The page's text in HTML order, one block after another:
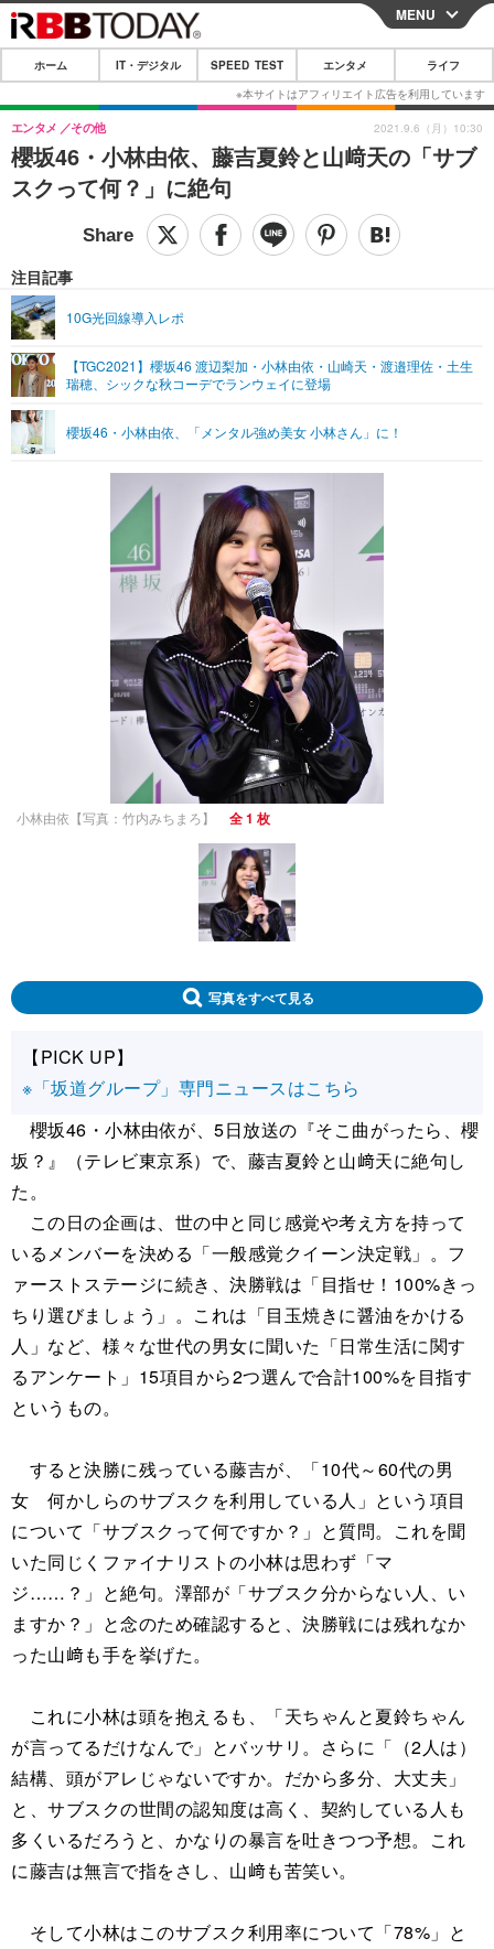
CLOSE
ホーム
IT・デジタル
IT・デジタルTOP スマートフォン
ショッピング その他
SPEED TEST
エンタメTOP 映画・ドラマ
グラビア
ショッピング その他
ライフTOP
その他
リリース一覧
プッシュ通知の停止方法
MENU
ホーム IT・デジタル SPEED TEST エンタメ ライフ
櫻坂46・小林由依、藤吉夏鈴と山﨑天の「サブ
スクって何？」に絶句
エンタメ その他
注目記事
10G光回線導入レポ
【TGC2021】櫻坂46 渡辺梨加・小林由依・山崎天・渡邉理佐・土生
瑞穂、シックな秋コーデでランウェイに登場
櫻坂46・小林由依、「メンタル強め美女 小林さん」に！
2021.9.6（月）10:30
小林由依【写真：竹内みちまろ】 全 1 枚
写真をすべて見る
【PICK UP】
※「坂道グループ」専門ニュースはこちら
櫻坂46・小林由依が、5日放送の『そこ曲がったら、櫻
坂？』（テレビ東京系）で、藤吉夏鈴と山﨑天に絶句し
た。
この日の企画は、世の中と同じ感覚や考え方を持って
いるメンバーを決める「一般感覚クイーン決定戦」。フ
ァーストステージに続き、決勝戦は「目指せ！100%きっ
ちり選びましょう」。これは「目玉焼きに醤油をかける
人」など、様々な世代の男女に聞いた「日常生活に関す
るアンケート」15項目から2つ選んで合計100%を目指す
というもの。
すると決勝に残っている藤吉が、「10代～60代の男
女 何かしらのサブスクを利用している人」という項目
について「サブスクって何ですか？」と質問。これを聞
いた同じくファイナリストの小林は思わず「マ
ジ……？」と絶句。澤部が「サブスク分からない人、い
ますか？」と念のため確認すると、決勝戦には残れなか
った山﨑も手を挙げた。
これに小林は頭を抱えるも、「天ちゃんと夏鈴ちゃん
が言ってるだけなんで」とバッサリ。さらに「（2人は）
結構、頭がアレじゃないですか。だから多分、大丈夫」
と、サブスクの世間の認知度は高く、契約している人も
多くいるだろうと、かなりの暴言を吐きつつ予想。これ
に藤吉は無言で指をさし、山﨑も苦笑い。
そして小林はこのサブスク利用率について「78%」と